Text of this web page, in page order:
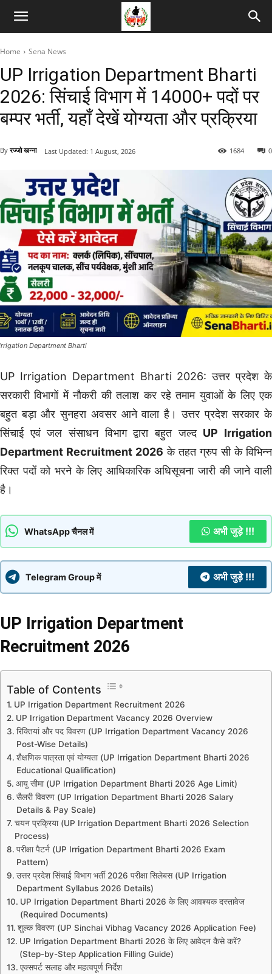
Home Sena News
UP Irrigation Department Bharti
2026: सिंचाई विभाग में 14000+ पदों पर
बम्पर भर्ती, यहाँ देखें योग्यता और प्रक्रिया
By रज्जो खन्ना 0
1684
Last Updated: 1 August, 2026
Department Bharti
UP Irrigation Department Bharti 2026: उत्तर प्रदेश के
सरकारी विभागों में नौकरी की तलाश कर रहे तमाम युवाओं के लिए एक
बहुत बड़ा और सुनहरा अवसर आने वाला है। उत्तर प्रदेश सरकार के
सिंचाई एवं जल संसाधन विभाग द्वारा बहुत जल्द UP Irrigation
Department Recruitment 2026 के तहत ग्रुप सी के विभिन्न
रिक्त पदों को भरने के लिए आधिकारिक अधिसूचना जारी की जाने वाली
है।
WhatsApp चैनल में अभी जुड़े !!!
Telegram Group में अभी जुड़े !!!
UP Irrigation Department
Recruitment 2026
Table of Contents
UP Irrigation Department Recruitment 2026
UP Irrigation Department Vacancy 2026 Overview
रिक्तियां और पद विवरण (UP Irrigation Department Vacancy 2026
Post-Wise Details)
शैक्षणिक पात्रता एवं योग्यता (UP Irrigation Department Bharti 2026
Educational Qualification)
आयु सीमा (UP Irrigation Department Bharti 2026 Age Limit)
सैलरी विवरण (UP Irrigation Department Bharti 2026 Salary
Details & Pay Scale)
चयन प्रक्रिया (UP Irrigation Department Bharti 2026 Selection
Process)
परीक्षा पैटर्न (UP Irrigation Department Bharti 2026 Exam
Pattern)
उत्तर प्रदेश सिंचाई विभाग भर्ती 2026 परीक्षा सिलेबस (UP Irrigation
Department Syllabus 2026 Details)
UP Irrigation Department Bharti 2026 के लिए आवश्यक दस्तावेज
(Required Documents)
शुल्क विवरण (UP Sinchai Vibhag Vacancy 2026 Application Fee)
UP Irrigation Department Bharti 2026 के लिए आवेदन कैसे करें?
(Step-by-Step Application Filling Guide)
एक्सपर्ट सलाह और महत्वपूर्ण निर्देश